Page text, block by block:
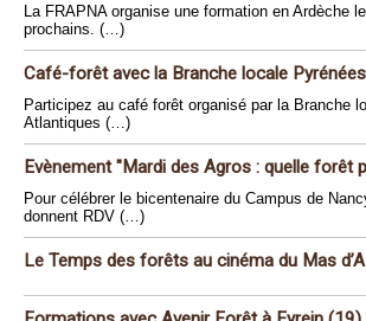
La FRAPNA organise une formation en Ardèche
prochains. (…)
Café-forêt avec la Branche locale
Participez au café forêt organisé par la Branche
Atlantiques (…)
Evènement "Mardi des Agros : quelle forêt
Pour célébrer le bicentenaire du Campus de
donnent RDV (…)
Le Temps des forêts au cinéma du Mas